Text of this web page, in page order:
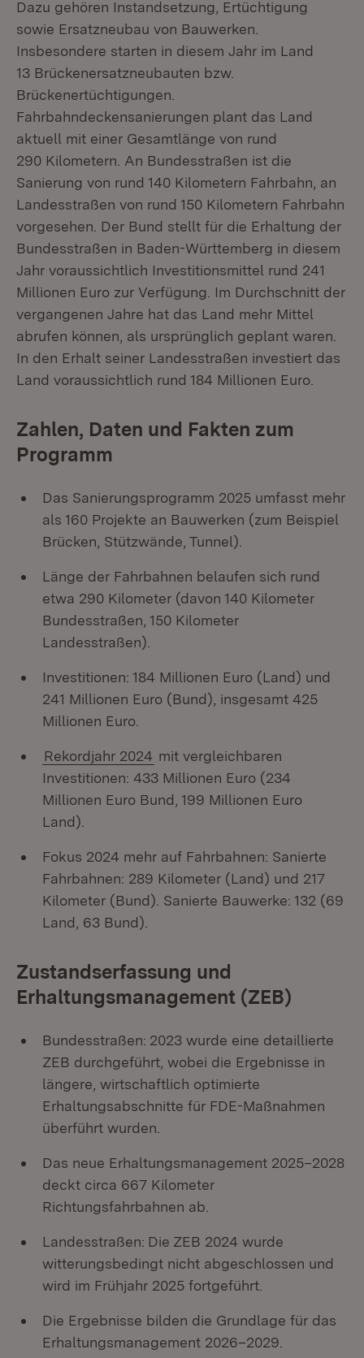
Dazu gehören Instandsetzung, Ertüchtigung
sowie Ersatzneubau von Bauwerken.
Insbesondere starten in diesem Jahr im Land
13 Brückenersatzneubauten bzw.
Brückenertüchtigungen.
Fahrbahndeckensanierungen plant das Land
aktuell mit einer Gesamtlänge von rund
290 Kilometern. An Bundesstraßen ist die
Sanierung von rund 140 Kilometern Fahrbahn, an
Landesstraßen von rund 150 Kilometern Fahrbahn
vorgesehen. Der Bund stellt für die Erhaltung der
Bundesstraßen in Baden-Württemberg in diesem
Jahr voraussichtlich Investitionsmittel rund 241
Millionen Euro zur Verfügung. Im Durchschnitt der
vergangenen Jahre hat das Land mehr Mittel
abrufen können, als ursprünglich geplant waren.
In den Erhalt seiner Landesstraßen investiert das
Land voraussichtlich rund 184 Millionen Euro.
Zahlen, Daten und Fakten zum
Programm
Das Sanierungsprogramm 2025 umfasst mehr
als 160 Projekte an Bauwerken (zum Beispiel
Brücken, Stützwände, Tunnel).
Länge der Fahrbahnen belaufen sich rund
etwa 290 Kilometer (davon 140 Kilometer
Bundesstraßen, 150 Kilometer
Landesstraßen).
Investitionen: 184 Millionen Euro (Land) und
241 Millionen Euro (Bund), insgesamt 425
Millionen Euro.
Rekordjahr 2024 mit vergleichbaren
Investitionen: 433 Millionen Euro (234
Millionen Euro Bund, 199 Millionen Euro
Land).
Fokus 2024 mehr auf Fahrbahnen: Sanierte
Fahrbahnen: 289 Kilometer (Land) und 217
Kilometer (Bund). Sanierte Bauwerke: 132 (69
Land, 63 Bund).
Zustandserfassung und
Erhaltungsmanagement (ZEB)
Bundesstraßen: 2023 wurde eine detaillierte
ZEB durchgeführt, wobei die Ergebnisse in
längere, wirtschaftlich optimierte
Erhaltungsabschnitte für FDE-Maßnahmen
überführt wurden.
Das neue Erhaltungsmanagement 2025–2028
deckt circa 667 Kilometer
Richtungsfahrbahnen ab.
Landesstraßen: Die ZEB 2024 wurde
witterungsbedingt nicht abgeschlossen und
wird im Frühjahr 2025 fortgeführt.
Die Ergebnisse bilden die Grundlage für das
Erhaltungsmanagement 2026–2029.